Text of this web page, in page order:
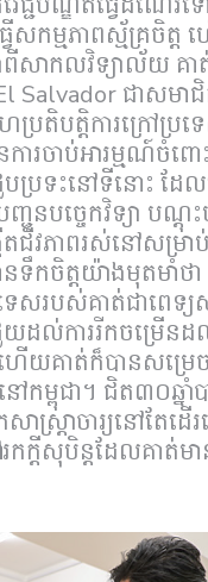
ើសកម្មភាពស្ម័គ្រចិត្ត
ពីសាកលវិទ្យាល័យ គាត់
ជាសមាជិ
ប្រតិបត្តិការក្រៅប្រ
ការចាប់អារម្មណ៍ចំពោ
ប្រទះនៅទីនោះ ដែល
នបច្ចេកវិទ្យា បណ្តុ
ជីវភាពរស់នៅសម្រាប់
នទឹកចិត្តយ៉ាងមុតមាំថ
សរបស់គាត់ជាពេទ្យស
យដល់ការរីកចម្រើន
យគាត់ក៏បានសម្រេច
កម្ពុជា។ ជិត៣០ឆ្នាំ
រ្តាចារ្យនៅតែដើ
កក្តីសុបិន្តដែលគាត់ម